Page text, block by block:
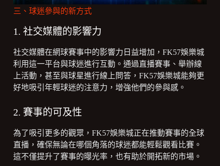
三、球迷參與的新方式
1. 社交媒體的影響力
社交媒體在網球賽事中的影響力日益增加，FK57娛樂城
利用這一平台與球迷進行互動。通過直播賽事、舉辦線
上活動，甚至與球星進行線上問答，FK57娛樂城能夠更
好地吸引年輕球迷的注意力，增強他們的參與感。
2. 賽事的可及性
為了吸引更多的觀眾，FK57娛樂城正在推動賽事的全球
直播，確保無論在哪個角落的球迷都能輕鬆觀看比賽。
這不僅提升了賽事的曝光率，也有助於開拓新的市場。